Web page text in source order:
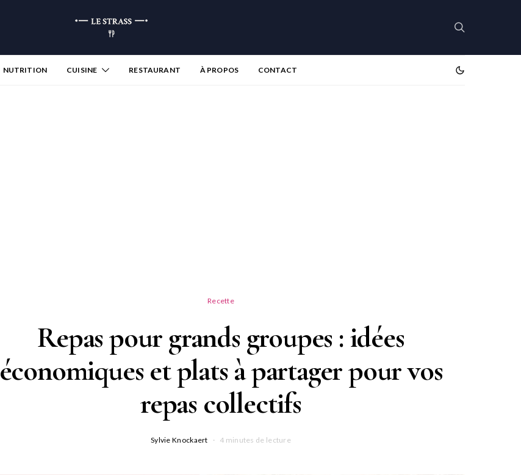
NUTRITION CUISINE RESTAURANT À PROPOS CONTACT
Recette
Repas pour grands groupes : idées
économiques et plats à partager pour vos
repas collectifs
Sylvie Knockaert 4 minutes de lecture